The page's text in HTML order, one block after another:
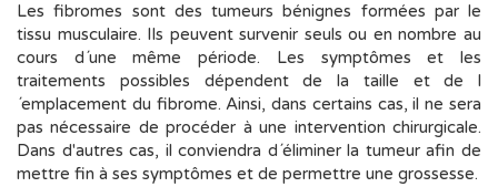
Les fibromes sont des tumeurs bénignes formées par le
tissu musculaire. Ils peuvent survenir seuls ou en nombre au
cours d´une même période. Les symptômes et les
traitements possibles dépendent de la taille et de l
´emplacement du fibrome. Ainsi, dans certains cas, il ne sera
pas nécessaire de procéder à une intervention chirurgicale.
Dans d'autres cas, il conviendra d´éliminer la tumeur afin de
mettre fin à ses symptômes et de permettre une grossesse.